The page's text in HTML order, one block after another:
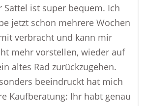
Sattel ist super bequem. Ich
jetzt schon mehrere Wochen
verbracht und kann mir
mehr vorstellen, wieder auf
altes Rad zurückzugehen.
beeindruckt hat mich
Kaufberatung: Ihr habt genau